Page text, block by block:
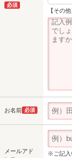
必須
【その他
お名前 必須
メールアド
※ご記入